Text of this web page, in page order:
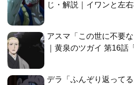
じ・解説｜イワンと左
アスマ「この世に不要
｜黄泉のツガイ 第16話
デラ「ふんぞり返って